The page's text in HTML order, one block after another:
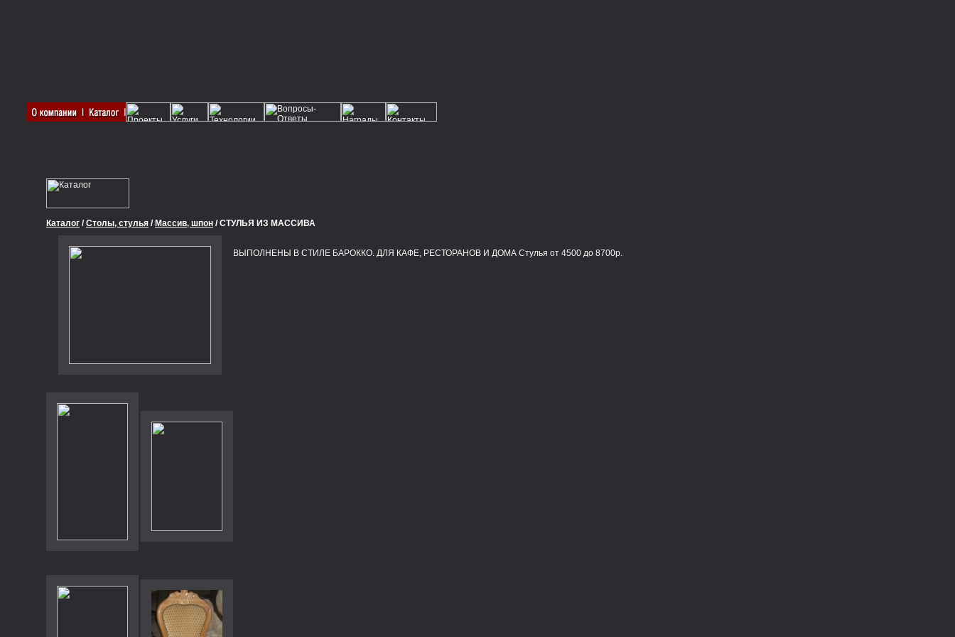
Каталог /Столы, стулья / Массив, шпон / СТУЛЬЯ ИЗ МАССИВА
ВЫПОЛНЕНЫ В СТИЛЕ БАРОККО. ДЛЯ КАФЕ, РЕСТОРАНОВ И ДОМА Стулья от 4500 до 8700р.